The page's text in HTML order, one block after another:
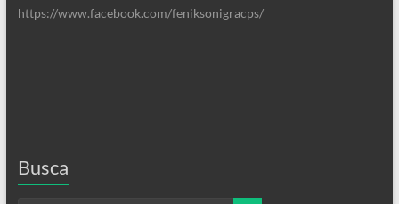
https://www.facebook.com/feniksonigracps/
Busca